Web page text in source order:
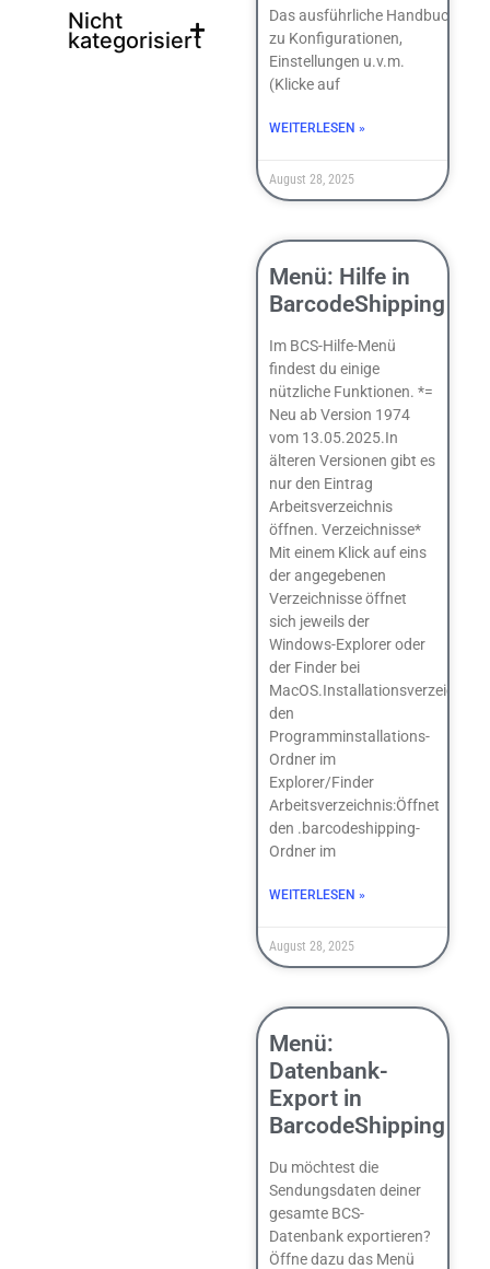
Nicht
kategorisiert
Das ausführliche Handbuch
zu Konfigurationen,
Einstellungen u.v.m.
(Klicke auf
WEITERLESEN »
August 28, 2025
Menü: Hilfe in
BarcodeShipping
Im BCS-Hilfe-Menü
findest du einige
nützliche Funktionen. *=
Neu ab Version 1974
vom 13.05.2025.In
älteren Versionen gibt es
nur den Eintrag
Arbeitsverzeichnis
öffnen. Verzeichnisse*
Mit einem Klick auf eins
der angegebenen
Verzeichnisse öffnet
sich jeweils der
Windows-Explorer oder
der Finder bei
den
Programminstallations-
Ordner im
Explorer/Finder
Arbeitsverzeichnis:Öffnet
den .barcodeshipping-
Ordner im
WEITERLESEN »
August 28, 2025
Menü:
Datenbank-
Export in
BarcodeShipping
Du möchtest die
Sendungsdaten deiner
gesamte BCS-
Datenbank exportieren?
Öffne dazu das Menü